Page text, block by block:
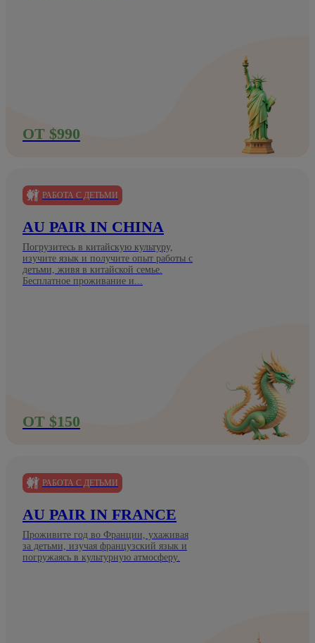
ОТ $990
РАБОТА С ДЕТЬМИ
AU PAIR IN CHINA
Погрузитесь в китайскую культуру,
изучите язык и получите опыт работы с
детьми, живя в китайской семье.
Бесплатное проживание и...
ОТ $150
РАБОТА С ДЕТЬМИ
AU PAIR IN FRANCE
Проживите год во Франции, ухаживая
за детьми, изучая французский язык и
погружаясь в культурную атмосферу.